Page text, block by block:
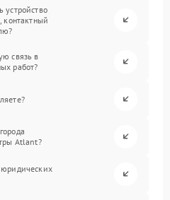
устройство
контактный
связь в
работ?
Atlant?